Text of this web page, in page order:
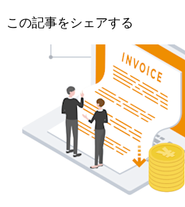
この記事をシェアする